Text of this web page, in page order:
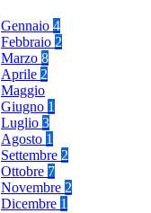
Gennaio 4
Febbraio 2
Marzo 8
Aprile 2
Maggio
Giugno 1
Luglio 3
Agosto 1
Settembre 2
Ottobre 7
Novembre 2
Dicembre 1